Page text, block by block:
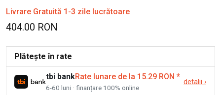
Livrare Gratuită 1-3 zile lucrătoare
404.00 RON
Plătește în rate
tbi bankRate lunare de la 15.29 RON *
6-60 luni · finanțare 100% online
detalii ›